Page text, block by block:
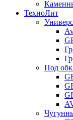
ТехноЛит
Под